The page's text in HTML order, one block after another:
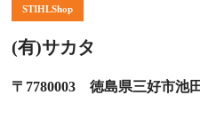
STIHLShop
(有)サカタ
〒7780003 徳島県三好市池